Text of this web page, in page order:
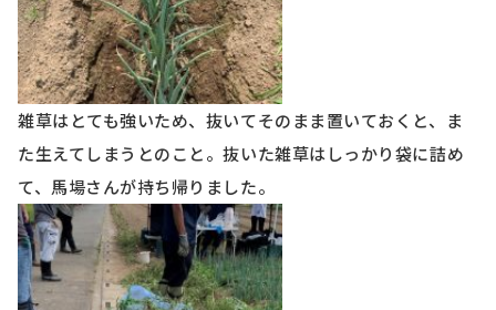
雑草はとても強いため、抜いてそのまま置いておくと、ま
た生えてしまうとのこと。抜いた雑草はしっかり袋に詰め
て、馬場さんが持ち帰りました。